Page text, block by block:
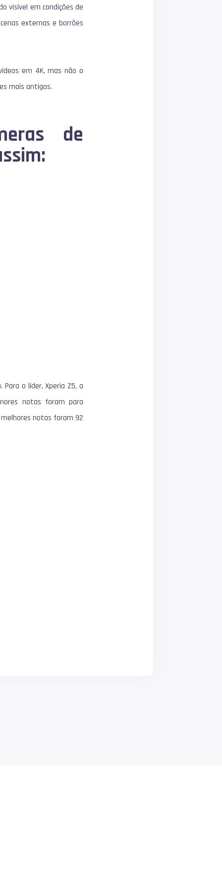
visível em condições de
externas e borrões
em 4K, mas não o
mais antigos.
de
Para o líder,Xperia Z5, a
notas foram para
notas foram 92